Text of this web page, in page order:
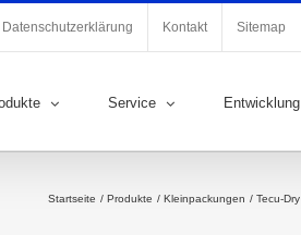
Datenschutzerklärung Kontakt Sitemap
Service Entwicklung
Startseite Produkte Kleinpackungen Tecu-Dry